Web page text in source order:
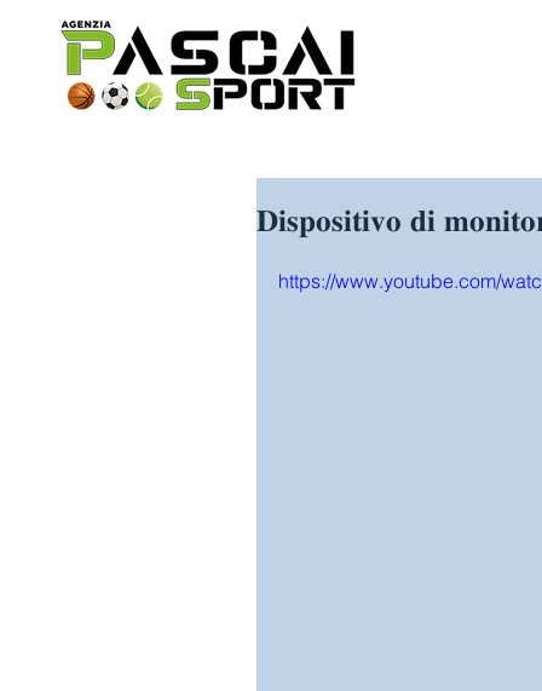
𝐃𝐢𝐬𝐩𝐨𝐬𝐢𝐭𝐢𝐯𝐨 𝐝𝐢
https://www.youtube.com/